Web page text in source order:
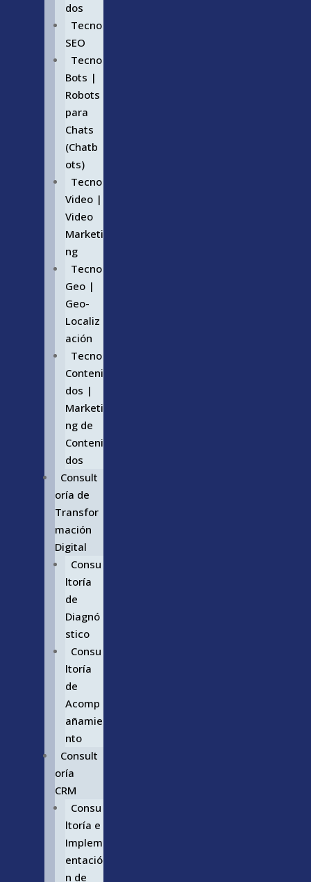
dos
Tecno
SEO
Tecno
Bots |
Robots
para
Chats
(Chatb
ots)
Tecno
Video |
Video
Marketi
ng
Tecno
Geo |
Geo-
Localiz
ación
Tecno
Conteni
dos |
Marketi
ng de
Conteni
dos
Consult
oría de
Transfor
mación
Digital
Consu
ltoría
de
Diagnó
stico
Consu
ltoría
de
Acomp
añamie
nto
Consult
oría
CRM
Consu
ltoría e
Implem
entació
n de